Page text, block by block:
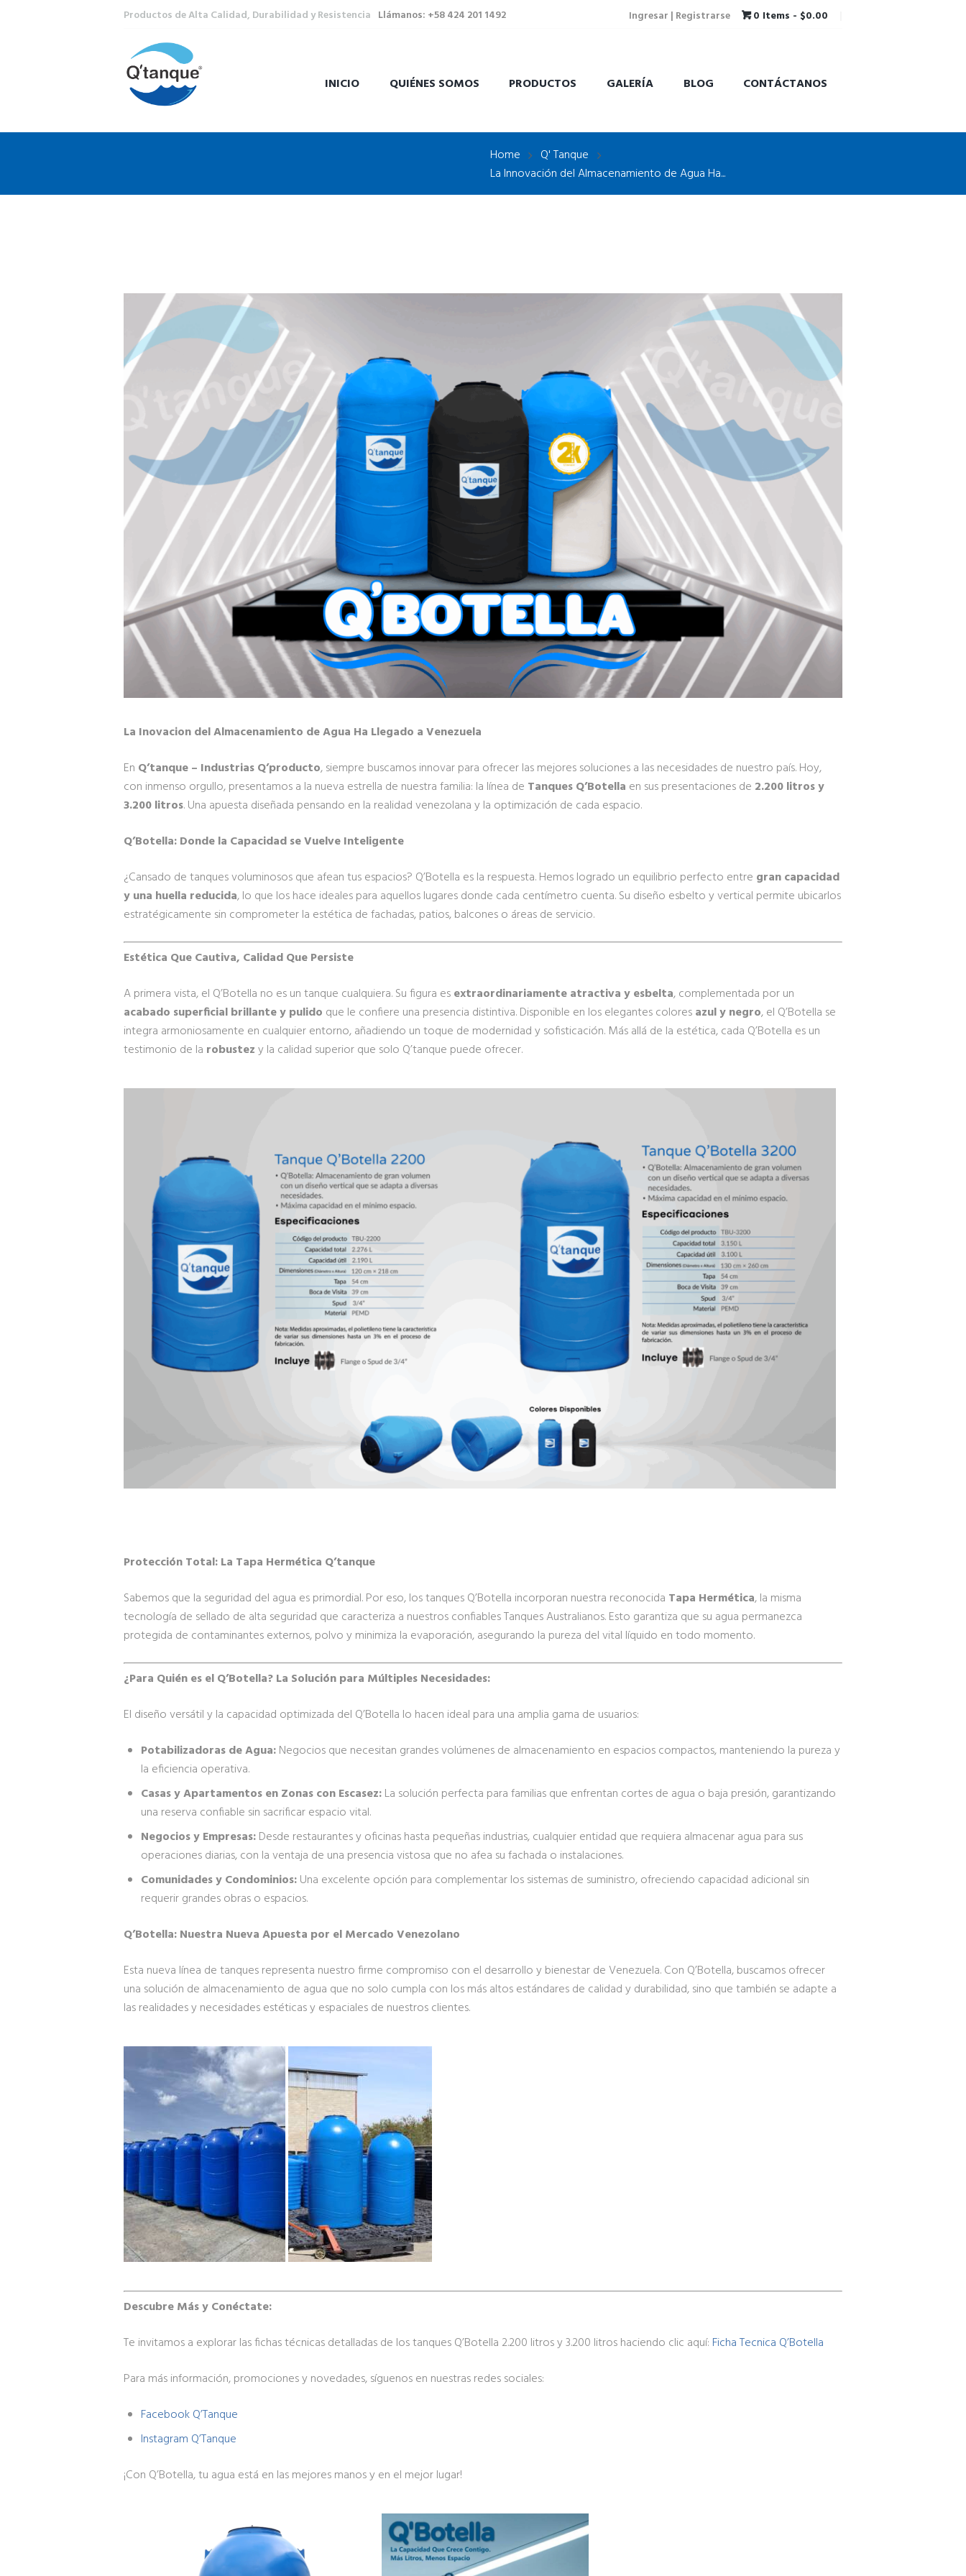
Productos de Alta Calidad, Durabilidad y Resistencia Llámanos: +58 424 201 1492 Ingresar | Registrarse 0 Items - $0.00
INICIO QUIÉNES SOMOS PRODUCTOS GALERÍA BLOG CONTÁCTANOS
Home
Q' Tanque
La Innovación del Almacenamiento de Agua Ha...
La Inovacion del Almacenamiento de Agua Ha Llegado a Venezuela
En Q’tanque – Industrias Q’producto, siempre buscamos innovar para ofrecer las mejores soluciones a las necesidades de nuestro país. Hoy,
con inmenso orgullo, presentamos a la nueva estrella de nuestra familia: la línea de Tanques Q’Botella en sus presentaciones de 2.200 litros y
3.200 litros. Una apuesta diseñada pensando en la realidad venezolana y la optimización de cada espacio.
Q’Botella: Donde la Capacidad se Vuelve Inteligente
¿Cansado de tanques voluminosos que afean tus espacios? Q’Botella es la respuesta. Hemos logrado un equilibrio perfecto entre gran capacidad
y una huella reducida, lo que los hace ideales para aquellos lugares donde cada centímetro cuenta. Su diseño esbelto y vertical permite ubicarlos
estratégicamente sin comprometer la estética de fachadas, patios, balcones o áreas de servicio.
Estética Que Cautiva, Calidad Que Persiste
A primera vista, el Q’Botella no es un tanque cualquiera. Su figura esextraordinariamente atractiva y esbelta, complementada por un
acabado superficial brillante y pulido que le confiere una presencia distintiva. Disponible en los elegantes coloresazul y negro, el Q’Botella se
integra armoniosamente en cualquier entorno, añadiendo un toque de modernidad y sofisticación. Más allá de la estética, cada Q’Botella es un
testimonio de la robustezy la calidad superior que solo Q’tanque puede ofrecer.
Protección Total: La Tapa Hermética Q’tanque
Sabemos que la seguridad del agua es primordial. Por eso, los tanques Q’Botella incorporan nuestra reconocida Tapa Hermética, la misma
tecnología de sellado de alta seguridad que caracteriza a nuestros confiables Tanques Australianos. Esto garantiza que su agua permanezca
protegida de contaminantes externos, polvo y minimiza la evaporación, asegurando la pureza del vital líquido en todo momento.
¿Para Quién es el Q’Botella? La Solución para Múltiples Necesidades:
El diseño versátil y la capacidad optimizada del Q’Botella lo hacen ideal para una amplia gama de usuarios:
Potabilizadoras de Agua:Negocios que necesitan grandes volúmenes de almacenamiento en espacios compactos, manteniendo la pureza y
la eficiencia operativa.
Casas y Apartamentos en Zonas con Escasez:La solución perfecta para familias que enfrentan cortes de agua o baja presión, garantizando
una reserva confiable sin sacrificar espacio vital.
Negocios y Empresas:Desde restaurantes y oficinas hasta pequeñas industrias, cualquier entidad que requiera almacenar agua para sus
operaciones diarias, con la ventaja de una presencia vistosa que no afea su fachada o instalaciones.
Comunidades y Condominios:Una excelente opción para complementar los sistemas de suministro, ofreciendo capacidad adicional sin
requerir grandes obras o espacios.
Q’Botella: Nuestra Nueva Apuesta por el Mercado Venezolano
Esta nueva línea de tanques representa nuestro firme compromiso con el desarrollo y bienestar de Venezuela. Con Q’Botella, buscamos ofrecer
una solución de almacenamiento de agua que no solo cumpla con los más altos estándares de calidad y durabilidad, sino que también se adapte a
las realidades y necesidades estéticas y espaciales de nuestros clientes.
Descubre Más y Conéctate:
Te invitamos a explorar las fichas técnicas detalladas de los tanques Q’Botella 2.200 litros y 3.200 litros haciendo clic aquí: Ficha Tecnica Q’Botella
Para más información, promociones y novedades, síguenos en nuestras redes sociales:
Facebook Q’Tanque
Instagram Q’Tanque
¡Con Q’Botella, tu agua está en las mejores manos y en el mejor lugar!